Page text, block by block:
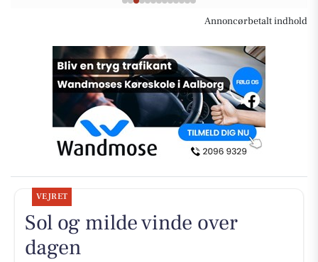
Annoncørbetalt indhold
VEJRET
Sol og milde vinde over
dagen